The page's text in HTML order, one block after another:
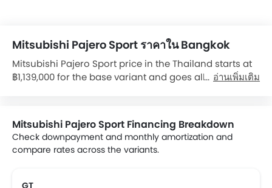
Mitsubishi Pajero Sport ราคาใน Bangkok
Mitsubishi Pajero Sport price in the Thailand starts at
฿1,139,000 for the base variant and goes all the way up
variant-wise price list and available special promo
offers below. Also, get the best price by requesting
quotes from authorised Mitsubishi dealerships.
อ่านเพิ่มเติม
Mitsubishi Pajero Sport Financing Breakdown
Check downpayment and monthly amortization and
compare rates across the variants.
GT